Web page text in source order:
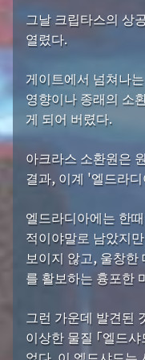
그날 크립타스의 상
열렸다.
게이트에서 넘쳐나
영향이나 종래의 소
게 되어 버렸다.
아크라스 소환원은
결과, 이계 '엘드라
엘드라디아에는 한
적이야말로 남았지
보이지 않고, 울창
를 활보하는 흉포한
그런 가운데 발견된
이상한 물질 「엘드